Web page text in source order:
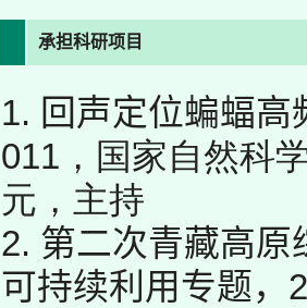
承担科研项目
1. 回声定位蝙蝠
011，国家自然科
元，主持
2. 第二次青藏高原
可持续利用专题，